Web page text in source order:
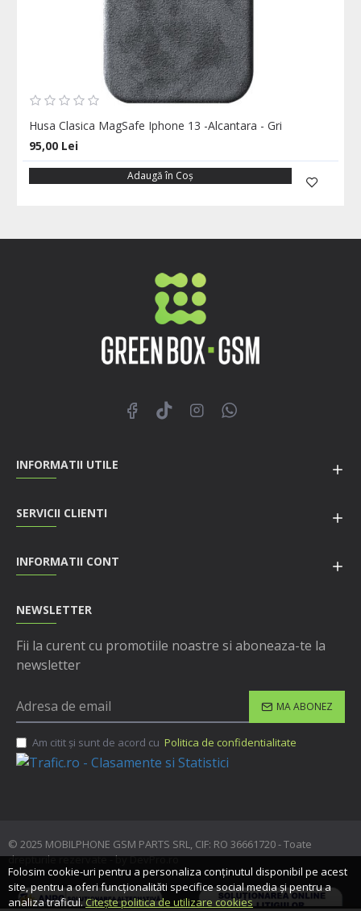
Husa Clasica MagSafe Iphone 13 -Alcantara - Gri
95,00 Lei
Adaugă în Coş
INFORMATII UTILE
SERVICII CLIENTI
INFORMATII CONT
NEWSLETTER
Fii la curent cu promotiile noastre si aboneaza-te la
newsletter
MA ABONEZ
Am citit şi sunt de acord cu Politica de confidentialitate
© 2025 MOBILPHONE GSM PARTS SRL, CIF: RO 36661720 - Toate
drepturile rezervate - by DevPro.ro
Folosim cookie-uri pentru a personaliza conținutul disponibil pe acest
site, pentru a oferi funcționalităti specifice social media și pentru a
analiza traficul.Citește politica de utilizare cookies